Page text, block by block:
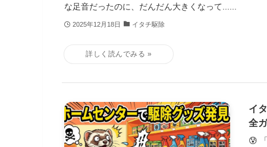
な足音だったのに、だんだん大きくなって......
2025年12月18日 イタチ駆除
イ
全
😰